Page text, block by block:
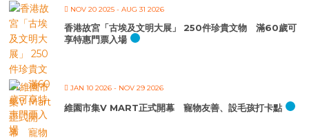
NOV 20 2025 - AUG 31 2026
香港故宮「古埃及文明大展」 250件珍貴文物 滿60歲可
享特惠門票入場
JAN 10 2026 - NOV 29 2026
維園市集V MART正式開幕 寵物友善、設毛孩打卡點